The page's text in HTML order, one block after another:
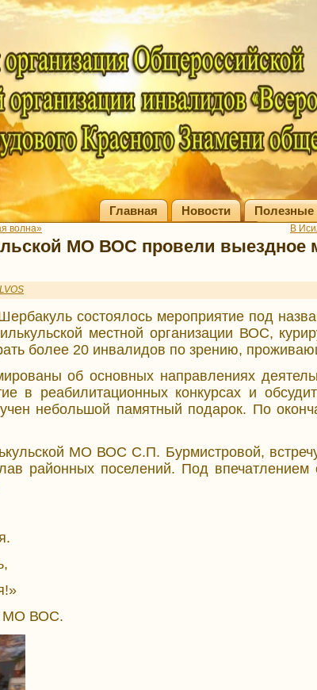
Главная Новости Полезные
волна» В
МО ВОС провели выездное
состоялось мероприятие под
местной организации ВОС,
более 20 инвалидов по зрению,
об основных направлениях
в реабилитационных конкурсах и
небольшой памятный подарок. По
МО ВОС С.П. Бурмистровой,
районных поселений. Под впечатлением
МО ВОС.